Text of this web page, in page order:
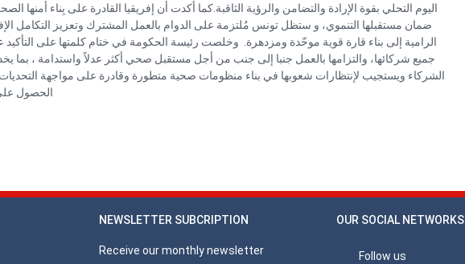
اليوم التحلي بقوة الإرادة والتضامن والرؤية الثاقبة.كما أكدت أن إفريقيا القادرة على بِناء أمنها
ضمان مستقبلها التنموي، و ستظل تونس مُلتزمة على الدوام بالعمل المشترك وتعزيز التكامل
الرامية إلى بناء قارة قوية موحّدة ومزدهرة. وخلصت رئيسة الحكومة في ختام كلمتها على
جميع شركائها، والتزامها بالعمل جنبا إلى جنب من أجل مستقبل صحي أكثر عدلاً واستدامة ، بما
الشركاء ويستجيب لإنتظارات شعوبها في بناء منظومات صحية متطورة وقادرة على مواجهة
الحصول
NEWSLETTER SUBCRIPTION
Receive our monthly newsletter
OUR SOCIAL NETWORKS
Follow us